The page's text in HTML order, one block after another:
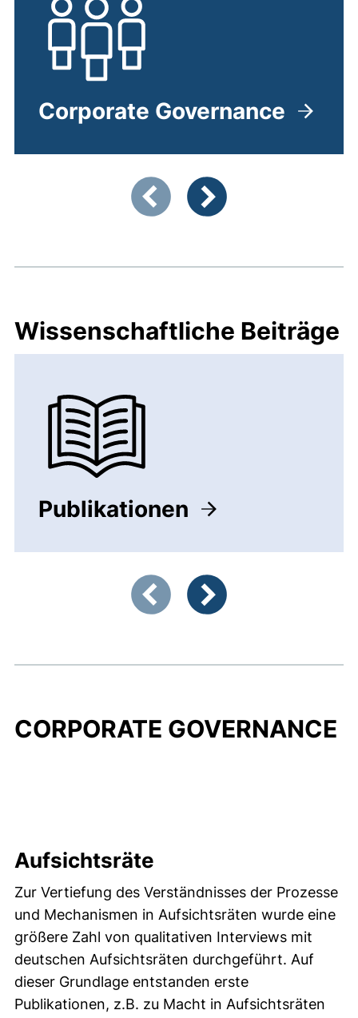
Corporate Governance
Zeigt Folie 1 von 4
Wissenschaftliche Beiträge
Publikationen
Zeigt Folie 1 von 2
CORPORATE GOVERNANCE
Aufsichtsräte
Zur Vertiefung des Verständnisses der Prozesse
und Mechanismen in Aufsichtsräten wurde eine
größere Zahl von qualitativen Interviews mit
deutschen Aufsichtsräten durchgeführt. Auf
dieser Grundlage entstanden erste
Publikationen, z.B. zu Macht in Aufsichtsräten